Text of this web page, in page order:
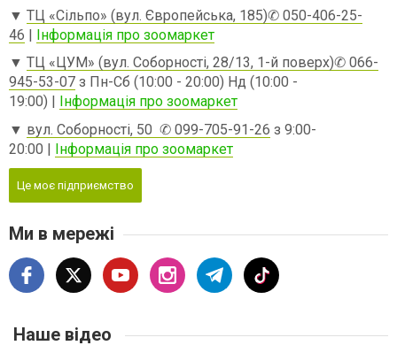
▼ ТЦ «Сільпо» (вул. Європейська, 185)✆ 050-406-25-
46 | Інформація про зоомаркет
▼ ТЦ «ЦУМ» (вул. Соборності, 28/13, 1-й поверх)✆ 066-
945-53-07 з Пн-Сб (10:00 - 20:00) Нд (10:00 -
19:00) |
Інформація про зоомаркет
▼ вул. Соборності, 50 ✆ 099-705-91-26 з 9:00-
20:00 | Інформація про зоомаркет
Це моє підприємство
Ми в мережі
Наше відео